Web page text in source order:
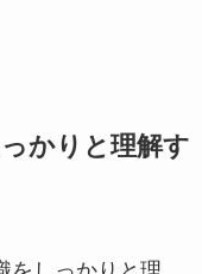
かりと理解す